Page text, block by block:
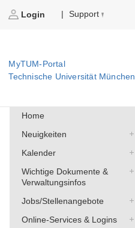
Login | Support
MyTUM-Portal
Technische Universität München
Home
Neuigkeiten
Kalender
Wichtige Dokumente &
Verwaltungsinfos
Jobs/Stellenangebote
Online-Services & Logins